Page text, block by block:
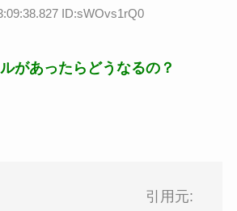
ID:sWOvs1rQ0
があったらどうなるの？
引用元: